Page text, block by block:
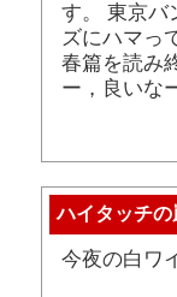
す。 東京バ
ズにハマっ
春篇を読み
ー，良いな
ハイタッチの
今夜の白ワ